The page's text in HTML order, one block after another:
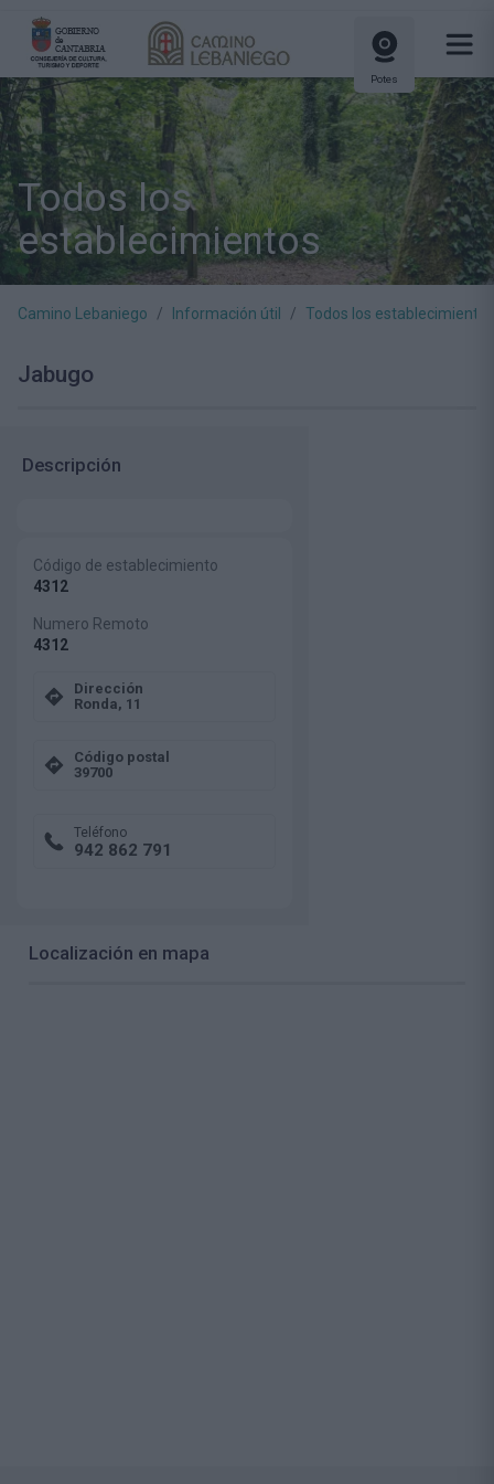
Potes
Todos los
establecimientos
Camino Lebaniego Información útil Todos los establecimientos
Jabugo
Descripción
Código de establecimiento
4312
Numero Remoto
4312
Dirección
Ronda, 11
Código postal
39700
Teléfono
942 862 791
Localización en mapa